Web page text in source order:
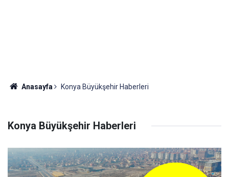
Anasayfa Konya Büyükşehir Haberleri
Konya Büyükşehir Haberleri